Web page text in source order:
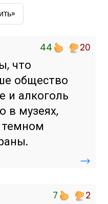
44 20
что
общество
и алкоголь
в музеях,
→
7 2